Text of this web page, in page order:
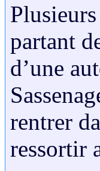
partant
d’une
rentrer
ressortir